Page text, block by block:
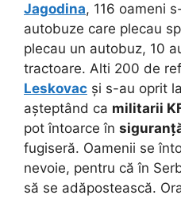
Jagodina, 116 oameni
autobuze care plecau
plecau un autobuz, 10
tractoare. Alti 200 de
Leskovac și s-au oprit la
așteptând ca militarii
pot întoarce în
fugiseră. Oamenii se
nevoie, pentru că în
să se adăpostească.